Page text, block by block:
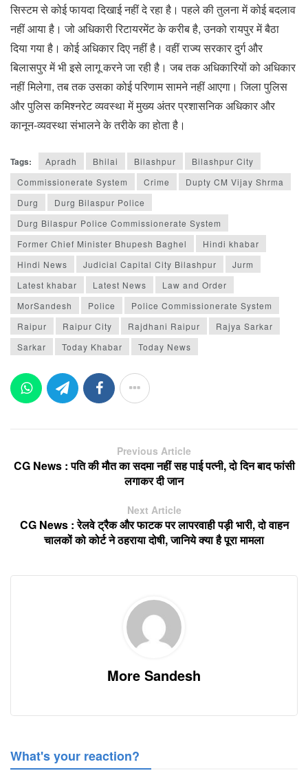
सिस्टम से कोई फायदा दिखाई नहीं दे रहा है। पहले की तुलना में कोई बदलाव
नहीं आया है। जो अधिकारी रिटायरमेंट के करीब है, उनको रायपुर में बैठा
दिया गया है। कोई अधिकार दिए नहीं है। वहीं राज्य सरकार दुर्ग और
बिलासपुर में भी इसे लागू करने जा रही है। जब तक अधिकारियों को अधिकार
नहीं मिलेगा, तब तक उसका कोई परिणाम सामने नहीं आएगा। जिला पुलिस
और पुलिस कमिश्नरेट व्यवस्था में मुख्य अंतर प्रशासनिक अधिकार और
कानून-व्यवस्था संभालने के तरीके का होता है।
Tags: Apradh Bhilai Bilashpur
Bilashpur City
Commissionerate System
Crime
Dupty CM Vijay Shrma
Durg
Durg Bilaspur Police
Durg Bilaspur Police Commissionerate System
Former Chief Minister Bhupesh Baghel
Hindi khabar
Hindi News
Judicial Capital City Bilashpur
Jurm
Latest khabar
Latest News
Law and Order
MorSandesh
Police
Police Commissionerate System
Raipur
Raipur City Rajdhani Raipur
Rajya Sarkar
Sarkar
Today Khabar Today News
Previous Article
CG News : पति की मौत का सदमा नहीं सह पाई पत्नी, दो दिन बाद फांसी
लगाकर दी जान
Next Article
CG News : रेलवे ट्रैक और फाटक पर लापरवाही पड़ी भारी, दो वाहन
चालकों को कोर्ट ने ठहराया दोषी, जानिये क्या है पूरा मामला
More Sandesh
What's your reaction?